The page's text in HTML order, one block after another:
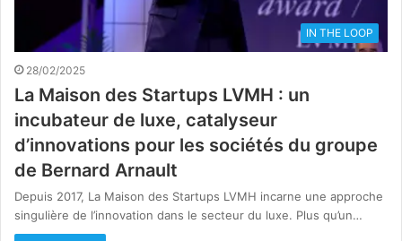
IN THE LOOP
28/02/2025
La Maison des Startups LVMH : un
incubateur de luxe, catalyseur
d’innovations pour les sociétés du groupe
de Bernard Arnault
Depuis 2017, La Maison des Startups LVMH incarne une approche
singulière de l’innovation dans le secteur du luxe. Plus qu’un…